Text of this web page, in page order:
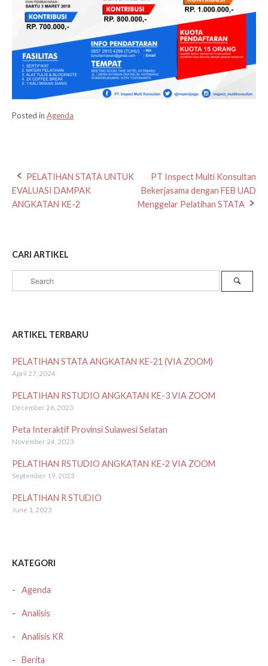
Posted in Agenda
Post
navigation
PELATIHAN STATA UNTUK
EVALUASI DAMPAK
ANGKATAN KE-2
PT Inspect Multi Konsultan
Bekerjasama dengan FEB UAD
Menggelar Pelatihan STATA
CARI ARTIKEL
Search
for:
ARTIKEL TERBARU
PELATIHAN STATA ANGKATAN KE-21 (VIA ZOOM)
April 27, 2024
PELATIHAN RSTUDIO ANGKATAN KE-3 VIA ZOOM
December 26, 2023
Peta Interaktif Provinsi Sulawesi Selatan
November 24, 2023
PELATIHAN RSTUDIO ANGKATAN KE-2 VIA ZOOM
September 19, 2023
PELATIHAN R STUDIO
June 1, 2023
KATEGORI
Agenda
Analisis
Analisis KR
Berita